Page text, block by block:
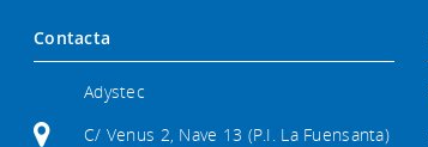
Contacta
Adystec
C/ Venus 2, Nave 13 (P.I. La Fuensanta)